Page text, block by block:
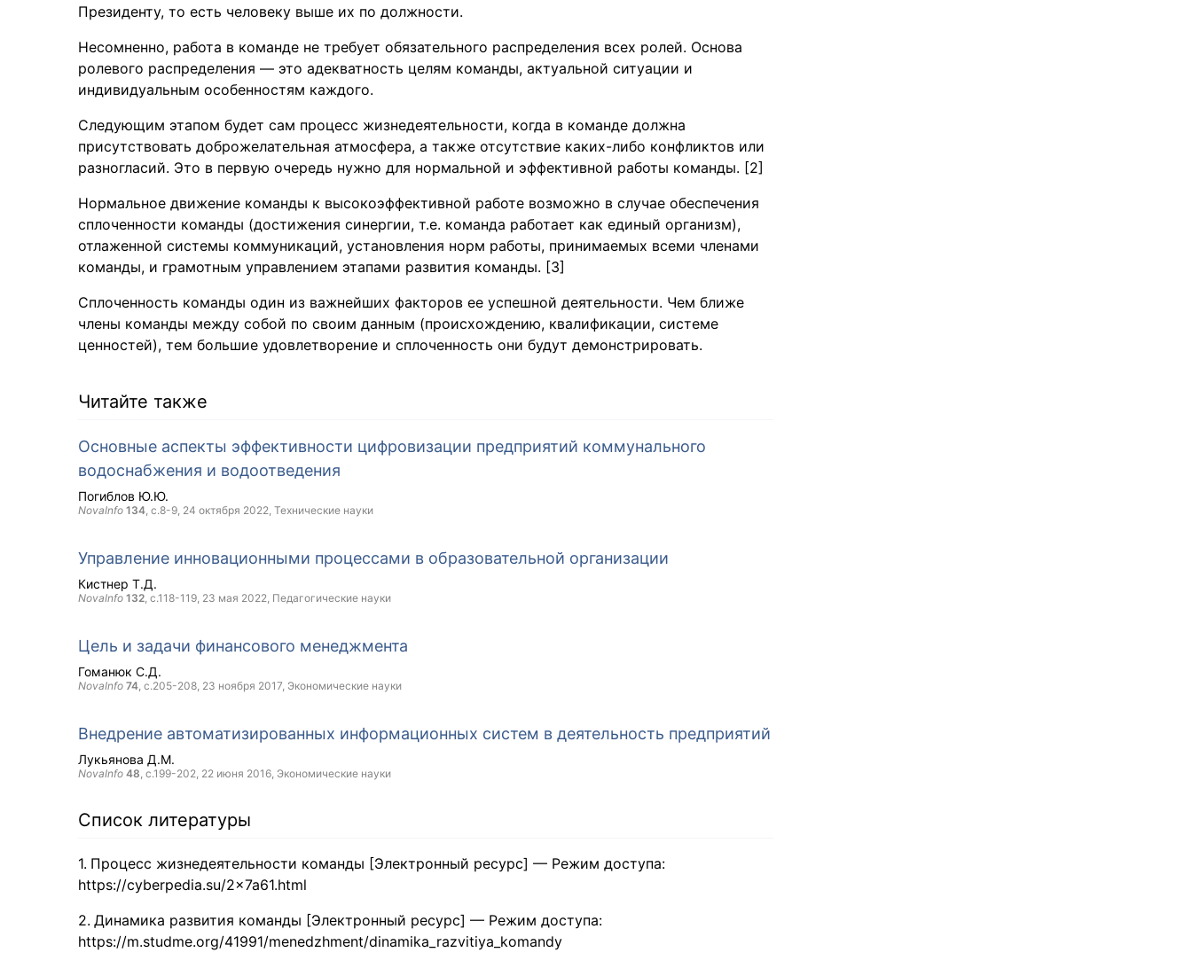
Президенту, то есть человеку выше их по должности.
Несомненно, работа в команде не требует обязательного распределения всех ролей. Основа
ролевого распределения — это адекватность целям команды, актуальной ситуации и
индивидуальным особенностям каждого.
Следующим этапом будет сам процесс жизнедеятельности, когда в команде должна
присутствовать доброжелательная атмосфера, а также отсутствие каких-либо конфликтов или
разногласий. Это в первую очередь нужно для нормальной и эффективной работы команды. [2]
Нормальное движение команды к высокоэффективной работе возможно в случае обеспечения
сплоченности команды (достижения синергии, т.е. команда работает как единый организм),
отлаженной системы коммуникаций, установления норм работы, принимаемых всеми членами
команды, и грамотным управлением этапами развития команды. [3]
Сплоченность команды один из важнейших факторов ее успешной деятельности. Чем ближе
члены команды между собой по своим данным (происхождению, квалификации, системе
ценностей), тем большие удовлетворение и сплоченность они будут демонстрировать.
Читайте также
Основные аспекты эффективности цифровизации предприятий коммунального
водоснабжения и водоотведения
Погиблов Ю.Ю.
NovaInfo 134, с.8-9, 24 октября 2022, Технические науки
Управление инновационными процессами в образовательной организации
Кистнер Т.Д.
NovaInfo 132, с.118-119, 23 мая 2022, Педагогические науки
Цель и задачи финансового менеджмента
Гоманюк С.Д.
NovaInfo 74, с.205-208, 23 ноября 2017, Экономические науки
Внедрение автоматизированных информационных систем в деятельность предприятий
Лукьянова Д.М.
NovaInfo 48, с.199-202, 22 июня 2016, Экономические науки
Список литературы
Процесс жизнедеятельности команды [Электронный ресурс] — Режим доступа:
https://cyberpedia.su/2x7a61.html
Динамика развития команды [Электронный ресурс] — Режим доступа:
https://m.studme.org/41991/menedzhment/dinamika_razvitiya_komandy